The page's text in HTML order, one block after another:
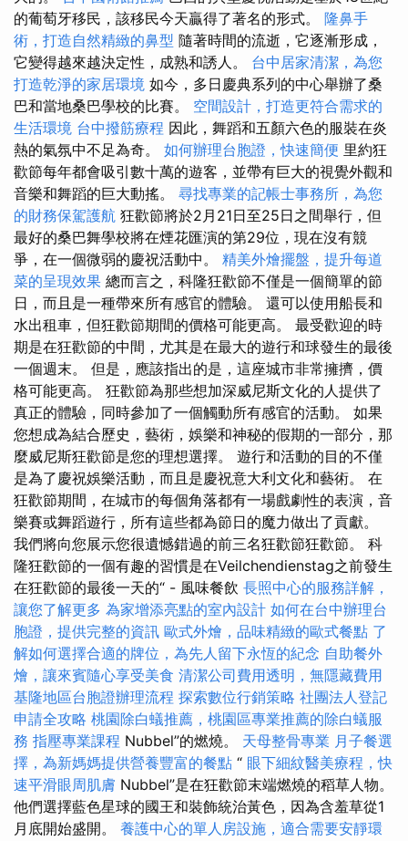
的葡萄牙移民，該移民今天贏得了著名的形式。 隆鼻手
術，打造自然精緻的鼻型 隨著時間的流逝，它逐漸形成，
它變得越來越決定性，成熟和誘人。 台中居家清潔，為您
打造乾淨的家居環境 如今，多日慶典系列的中心舉辦了桑
巴和當地桑巴學校的比賽。 空間設計，打造更符合需求的
生活環境 台中撥筋療程 因此，舞蹈和五顏六色的服裝在炎
熱的氣氛中不足為奇。 如何辦理台胞證，快速簡便 里約狂
歡節每年都會吸引數十萬的遊客，並帶有巨大的視覺外觀和
音樂和舞蹈的巨大動搖。 尋找專業的記帳士事務所，為您
的財務保駕護航 狂歡節將於2月21日至25日之間舉行，但
最好的桑巴舞學校將在煙花匯演的第29位，現在沒有競
爭，在一個微弱的慶祝活動中。 精美外燴擺盤，提升每道
菜的呈現效果 總而言之，科隆狂歡節不僅是一個簡單的節
日，而且是一種帶來所有感官的體驗。 還可以使用船長和
水出租車，但狂歡節期間的價格可能更高。 最受歡迎的時
期是在狂歡節的中間，尤其是在最大的遊行和球發生的最後
一個週末。 但是，應該指出的是，這座城市非常擁擠，價
格可能更高。 狂歡節為那些想加深威尼斯文化的人提供了
真正的體驗，同時參加了一個觸動所有感官的活動。 如果
您想成為結合歷史，藝術，娛樂和神秘的假期的一部分，那
麼威尼斯狂歡節是您的理想選擇。 遊行和活動的目的不僅
是為了慶祝娛樂活動，而且是慶祝意大利文化和藝術。 在
狂歡節期間，在城市的每個角落都有一場戲劇性的表演，音
樂賽或舞蹈遊行，所有這些都為節日的魔力做出了貢獻。
我們將向您展示您很遺憾錯過的前三名狂歡節狂歡節。 科
隆狂歡節的一個有趣的習慣是在Veilchendienstag之前發生
在狂歡節的最後一天的“ - 風味餐飲 長照中心的服務詳解，
讓您了解更多 為家增添亮點的室內設計 如何在台中辦理台
胞證，提供完整的資訊 歐式外燴，品味精緻的歐式餐點 了
解如何選擇合適的牌位，為先人留下永恆的紀念 自助餐外
燴，讓來賓隨心享受美食 清潔公司費用透明，無隱藏費用
基隆地區台胞證辦理流程 探索數位行銷策略 社團法人登記
申請全攻略 桃園除白蟻推薦，桃園區專業推薦的除白蟻服
務 指壓專業課程 Nubbel”的燃燒。 天母整骨專業 月子餐選
擇，為新媽媽提供營養豐富的餐點 “ 眼下細紋醫美療程，快
速平滑眼周肌膚 Nubbel”是在狂歡節末端燃燒的稻草人物。
他們選擇藍色星球的國王和裝飾統治黃色，因為含羞草從1
月底開始盛開。 養護中心的單人房設施，適合需要安靜環